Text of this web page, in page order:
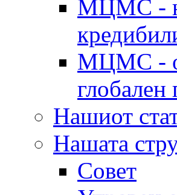
МЦМС -
МЦМС -
глобален
Нашиот
Нашата
Совет